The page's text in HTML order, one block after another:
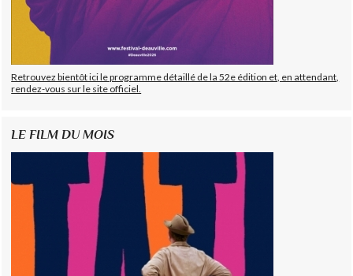
Retrouvez bientôt ici le programme détaillé de la 52e édition et, en attendant,
rendez-vous sur le site officiel.
LE FILM DU MOIS